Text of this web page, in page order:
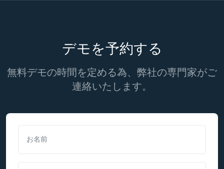
デモを予約する
無料デモの時間を定める為、弊社の専門家がご
連絡いたします。
お名前